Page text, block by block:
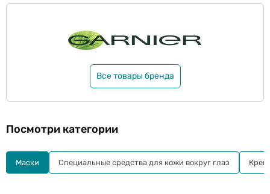
Все товары бренда
Посмотри категории
Маски Специальные средства для кожи вокруг глаз